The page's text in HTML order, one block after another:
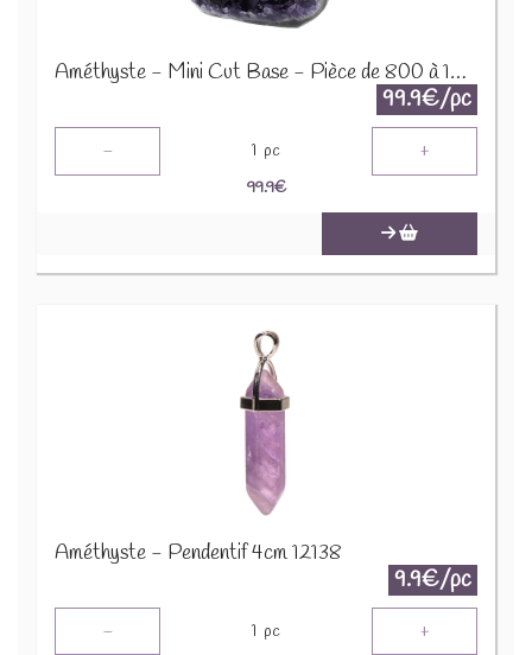
Améthyste - Mini Cut Base - Pièce de 800 à 1000 Gr 64059
99.9€/pc
- 1 pc +
99.9€
Améthyste - Pendentif 4cm 12138
9.9€/pc
- 1 pc +